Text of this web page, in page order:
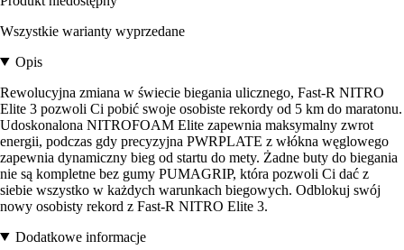
Wszystkie warianty wyprzedane
Opis
Rewolucyjna zmiana w świecie biegania ulicznego, Fast-R NITRO
Elite 3 pozwoli Ci pobić swoje osobiste rekordy od 5 km do maratonu.
Udoskonalona NITROFOAM Elite zapewnia maksymalny zwrot
energii, podczas gdy precyzyjna PWRPLATE z włókna węglowego
zapewnia dynamiczny bieg od startu do mety. Żadne buty do biegania
nie są kompletne bez gumy PUMAGRIP, która pozwoli Ci dać z
siebie wszystko w każdych warunkach biegowych. Odblokuj swój
nowy osobisty rekord z Fast-R NITRO Elite 3.
Dodatkowe informacje